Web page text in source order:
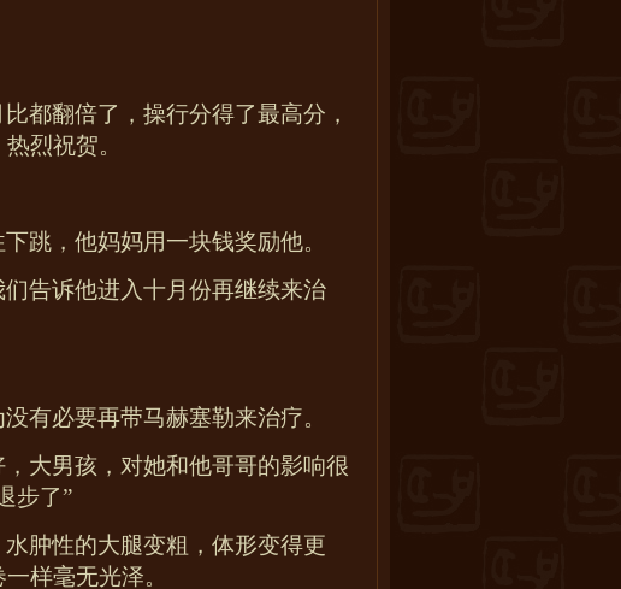
都翻倍了，操行分得了最高分，
烈祝贺。
跳，他妈妈用一块钱奖励他。
告诉他进入十月份再继续来治
有必要再带马赫塞勒来治疗。
大男孩，对她和他哥哥的影响很
步了”
肿性的大腿变粗，体形变得更
样毫无光泽。